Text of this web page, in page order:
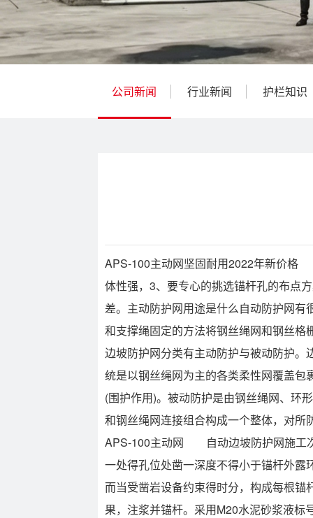
公司新闻 行业新闻 护栏知识
APS-100主动网坚固耐用2022年新价格
体性强，3、要专心的挑选锚杆孔的布点
差。主动防护网用途是什么自动防护网
和支撑绳固定的方法将钢丝绳网和钢丝
边坡防护网分类有主动防护与被动防护
统是以钢丝绳网为主的各类柔性网覆盖
(围护作用)。被动防护是由钢丝绳网、环
和钢丝绳网连接组合构成一个整体，对
APS-100主动网 自动边坡防护网施工次
一处得孔位处凿一深度不得小于锚杆外
而当受凿岩设备约束得时分，构成每根
果，注浆并锚杆。采用M20水泥砂浆液